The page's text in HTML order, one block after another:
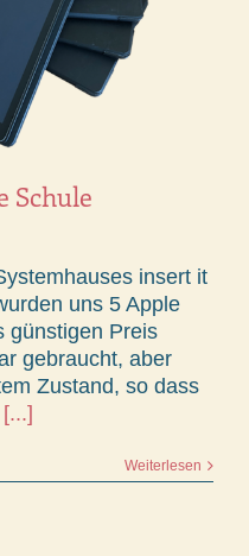
Schule
insert it
uns 5 Apple
günstigen Preis
gebraucht, aber
Zustand, so dass
[...]
Weiterlesen